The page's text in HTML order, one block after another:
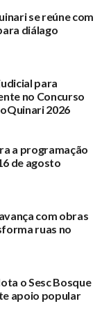
se reúne com
diálago
para
no Concurso
2026
a programação
de agosto
com obras
ruas no
o Sesc Bosque
apoio popular